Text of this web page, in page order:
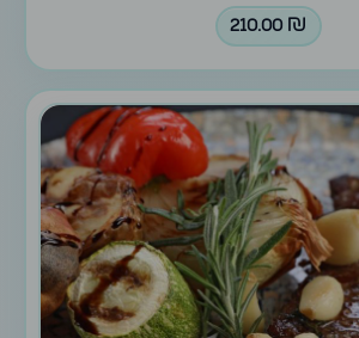
210.00 ₪